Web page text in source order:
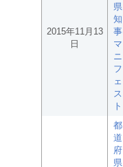
2015年11月13
日
県
知
事
マ
ニ
フ
ェ
ス
ト
都
道
府
県